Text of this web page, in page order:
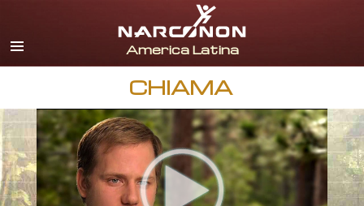
spagnolo
inglese
italiano
francese
olandese
tedesco
CHIAMA